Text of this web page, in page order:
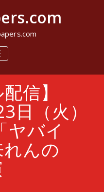
信】
日（火）
ヤバイ
んの